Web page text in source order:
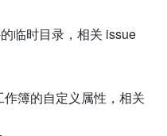
临时目录，相关 issue
作簿的自定义属性，相关